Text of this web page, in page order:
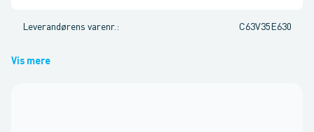
Leverandørens varenr. : C63V35E630
Vis mere